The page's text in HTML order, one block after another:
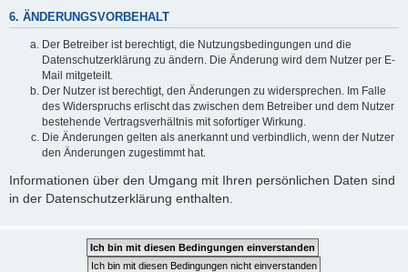
6. ÄNDERUNGSVORBEHALT
Der Betreiber ist berechtigt, die Nutzungsbedingungen und die
Datenschutzerklärung zu ändern. Die Änderung wird dem Nutzer per E-
Mail mitgeteilt.
Der Nutzer ist berechtigt, den Änderungen zu widersprechen. Im Falle
des Widerspruchs erlischt das zwischen dem Betreiber und dem Nutzer
bestehende Vertragsverhältnis mit sofortiger Wirkung.
Die Änderungen gelten als anerkannt und verbindlich, wenn der Nutzer
den Änderungen zugestimmt hat.
Informationen über den Umgang mit Ihren persönlichen Daten sind
in der Datenschutzerklärung enthalten.